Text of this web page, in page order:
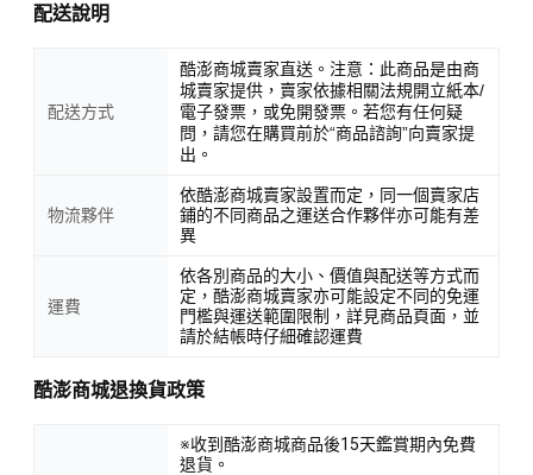
配送說明
配送方式
酷澎商城賣家直送。注意：此商品是由商
城賣家提供，賣家依據相關法規開立紙本/
電子發票，或免開發票。若您有任何疑
問，請您在購買前於“商品諮詢”向賣家提
出。
物流夥伴
依酷澎商城賣家設置而定，同一個賣家店
鋪的不同商品之運送合作夥伴亦可能有差
異
運費
依各別商品的大小、價值與配送等方式而
定，酷澎商城賣家亦可能設定不同的免運
門檻與運送範圍限制，詳見商品頁面，並
請於結帳時仔細確認運費
酷澎商城退換貨政策
※收到酷澎商城商品後15天鑑賞期內免費
退貨。